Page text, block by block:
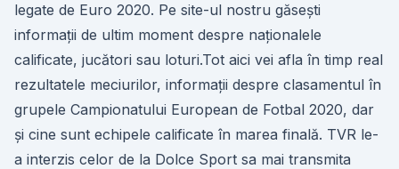
legate de Euro 2020. Pe site-ul nostru găsești
informații de ultim moment despre naționalele
calificate, jucători sau loturi.Tot aici vei afla în timp real
rezultatele meciurilor, informații despre clasamentul în
grupele Campionatului European de Fotbal 2020, dar
și cine sunt echipele calificate în marea finală. TVR le-
a interzis celor de la Dolce Sport sa mai transmita